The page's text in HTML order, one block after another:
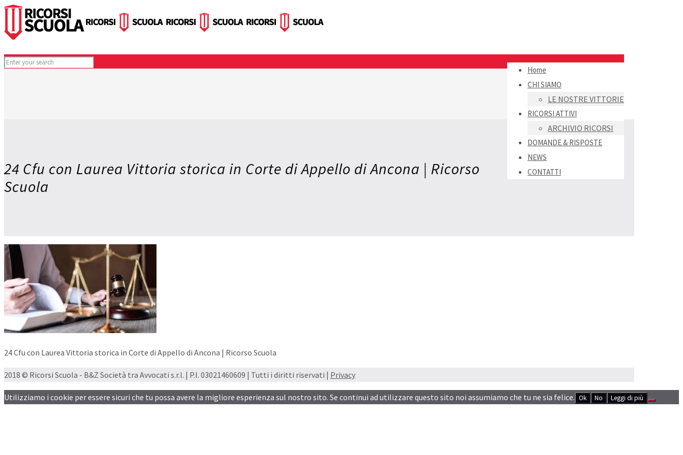
Home
CHI SIAMO
LE NOSTRE VITTORIE
RICORSI ATTIVI
ARCHIVIO RICORSI
DOMANDE & RISPOSTE
NEWS
CONTATTI
24 Cfu con Laurea Vittoria storica in Corte di Appello di Ancona | Ricorso
Scuola
24 Cfu con Laurea Vittoria storica in Corte di Appello di Ancona | Ricorso Scuola
2018 © Ricorsi Scuola - B&Z Società tra Avvocati s.r.l. | P.I. 03021460609 | Tutti i diritti riservati | Privacy
Utilizziamo i cookie per essere sicuri che tu possa avere la migliore esperienza sul nostro sito. Se continui ad utilizzare questo sito noi assumiamo che tu ne sia felice. Ok No Leggi di più